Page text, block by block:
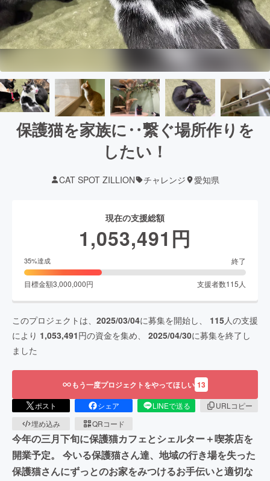
保護猫を家族に‥繋ぐ場所作りを
したい！
CAT SPOT ZILLION チャレンジ 愛知県
現在の支援総額
1,053,491 円
35%達成 終了
目標金額3,000,000円 支援者数115 人
このプロジェクトは、 2025/03/04に募集を開始し、 115人の支援
により 1,053,491円の資金を集め、 2025/04/30に募集を終了し
ました
もう一度プロジェクトをやってほしい 13
ポスト シェア LINEで送る
URLコピー
埋め込み
QRコード
今年の三月下旬に保護猫カフェとシェルター＋喫茶店を
開業予定。 今いる保護猫さん達、地域の行き場を失った
保護猫さんにずっとのお家をみつけるお手伝いと適切な